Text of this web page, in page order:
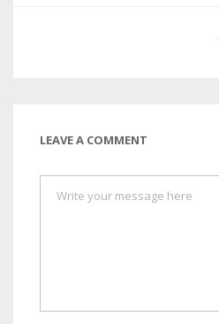
LEAVE A COMMENT